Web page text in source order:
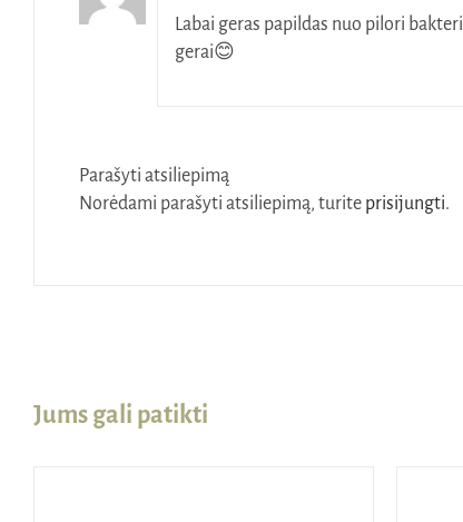
Labai geras papildas nuo pilori
gerai😊
Parašyti atsiliepimą
Norėdami parašyti atsiliepimą, turite prisijungti.
Jums gali patikti